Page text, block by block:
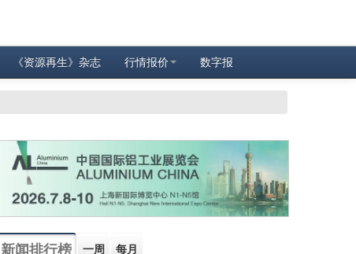
《资源再生》杂志 行情报价 数字报
新闻排行榜 一周 每月